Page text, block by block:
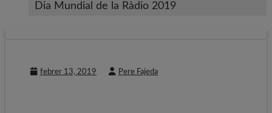
Dia Mundial de la Ràdio 2019
febrer 13, 2019 Pere Fajeda